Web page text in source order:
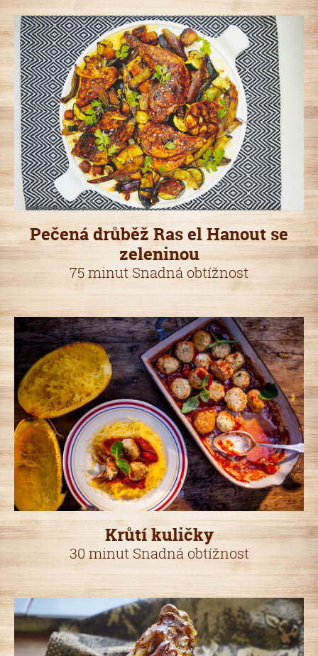
Pečená drůběž Ras el Hanout se
zeleninou
75 minut Snadná obtížnost
Krůtí kuličky
30 minut Snadná obtížnost